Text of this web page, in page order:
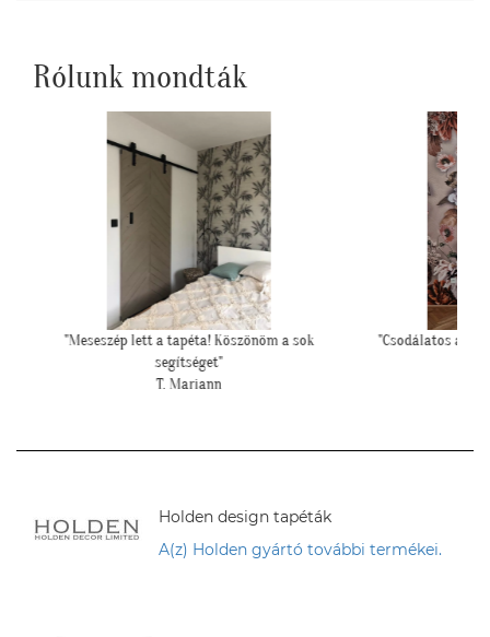
Rólunk mondták
"Csodálatos a fotótapéta még szebb mint ahogy
gondoltam!"
Holden design tapéták
A(z) Holden gyártó további termékei.